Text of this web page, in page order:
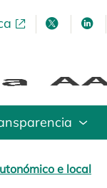
in a new tab
opens
e local